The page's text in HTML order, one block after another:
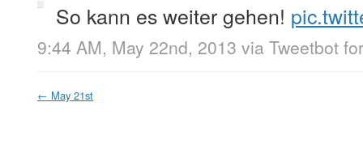
So kann es weiter gehen!
9:44 AM, May 22nd, 2013 via Tweetbot
← May 21st